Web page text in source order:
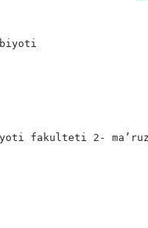
fakulteti 2-